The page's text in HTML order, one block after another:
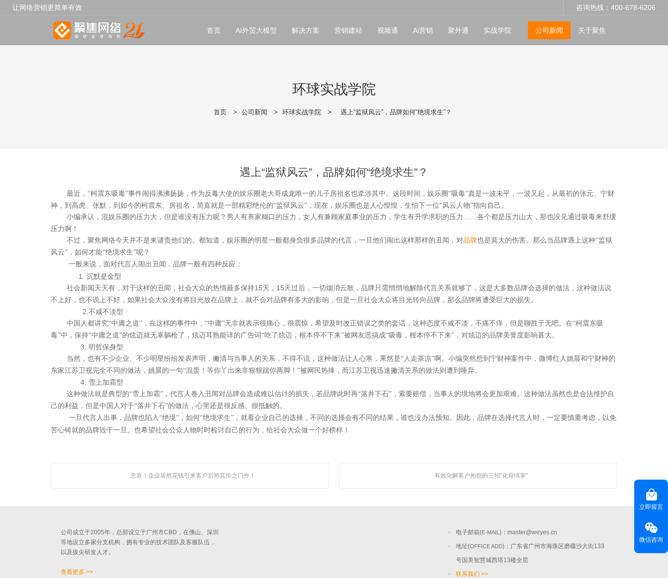
咨询热线：400-678-6206
让网络营销更简单有效
首页 AI外贸大模型 解决方案 营销建站 视频通 Ai营销 聚外通 实战学院 公司新闻 关于聚焦
环球实战学院
首页 > 公司新闻 > 环球实战学院 > 遇上“监狱风云”，品牌如何“绝境求生”？
遇上“监狱风云”，品牌如何“绝境求生”？
最近，“柯震东吸毒”事件闹得沸沸扬扬，作为反毒大使的娱乐圈老大哥成龙唯一的儿子房祖名也牵涉其中。这段时间，娱乐圈“吸毒”真是一波未平，一波又起，从最初的张元、宁财
神，到高虎、张默，到如今的柯震东、房祖名，简直就是一部精彩绝伦的“监狱风云”，现在，娱乐圈也是人心惶惶，生怕下一位“风云人物”指向自己。
小编承认，混娱乐圈的压力大，但是谁没有压力呢？男人有养家糊口的压力，女人有兼顾家庭事业的压力，学生有升学求职的压力……各个都是压力山大，那也没见通过吸毒来舒缓
压力啊！
不过，聚焦网络今天并不是来谴责他们的。都知道，娱乐圈的明星一般都身负很多品牌的代言，一旦他们闹出这样那样的丑闻，对品牌也是莫大的伤害。那么当品牌遇上这种“监狱
风云”，如何才能“绝境求生”呢？
一般来说，面对代言人闹出丑闻，品牌一般有四种反应：
1.
沉默是金型
社会新闻天天有，对于这样的丑闻，社会大众的热情最多保持15天， 15天过后，一切烟消云散，品牌只需悄悄地解除代言关系就够了，这是大多数品牌会选择的做法，这种做法说
不上好，也不说上不好，如果社会大众没有将目光放在品牌上，就不会对品牌有多大的影响，但是一旦社会大众将目光转向品牌，那么品牌将遭受巨大的损失。
2. 不咸不淡型
中国人都讲究“中庸之道”，在这样的事件中，“中庸”无非就表示很痛心，很震惊，希望及时改正错误之类的套话，这种态度不咸不淡，不痛不痒，但是聊胜于无吧。在“柯震东吸
毒”中，保持“中庸之道”的炫迈就无辜躺枪了，炫迈耳熟能详的广告词“吃了炫迈，根本停不下来”被网友恶搞成“吸毒，根本停不下来”，对炫迈的品牌美誉度影响甚大。
3.
明哲保身型
当然，也有不少企业、不少明星纷纷发表声明，撇清与当事人的关系，不得不说，这种做法让人心寒，果然是“人走茶凉”啊。小编突然想到宁财神案件中，微博红人姚晨和宁财神的
东家江苏卫视完全不同的做法，姚晨的一句“混蛋！等你丫出来非狠狠踹你两脚！”被网民热捧，而江苏卫视迅速撇清关系的做法则遭到唾弃。
4. 雪上加霜型
这种做法就是典型的“雪上加霜”，代言人卷入丑闻对品牌会造成难以估计的损失，若品牌此时再“落井下石”，索要赔偿，当事人的境地将会更加艰难。这种做法虽然也是合法维护自
己的利益，但是中国人对于“落井下石”的做法，心里还是很反感、很抵触的。
一旦代言人出事，品牌也陷入“绝境”，如何“绝境求生”，就看企业自己的选择，不同的选择会有不同的结果，谁也没办法预知。因此，品牌在选择代言人时，一定要慎重考虑，以免
苦心铸就的品牌毁于一旦。也希望社会公众人物时时检讨自己的行为，给社会大众做一个好榜样！
悲哀！企业居然花钱引来客户后将其拒之门外！ 有效化解客户抱怨的三招“化骨绵掌”
聚焦网络
聚焦网络以“让网络营销更简单有效”为使命，深入人工智能自然语言处理、机器学习、数据挖掘 等技术领域，
研发了国内知名的人工智能自动化营销系统，凭借着上线快、效果好、功能强大、高性价比的特点，成为了越来越 多企业的首选。
公司成立于2005年，总部设立于广州市CBD，在佛山、深圳
等地设立多家分支机构，拥有专业的技术团队及客服队伍，
以及拔尖研发人才。
查看更多 >>
联系聚焦
电子邮箱(E-MAIL)：master@weyes.cn
地址(OFFICE ADD)：广东省广州市海珠区磨碟沙大街133
号国美智慧城西塔13楼全层
联系我们 >>
立即留言
微信咨询